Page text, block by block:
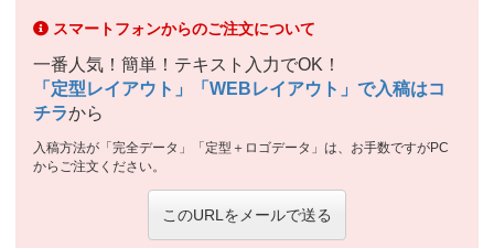
スマートフォンからのご注文について
一番人気！簡単！テキスト入力でOK！
「定型レイアウト」「WEBレイアウト」で入稿はコ
チラから
入稿方法が「完全データ」「定型＋ロゴデータ」は、お手数ですがPC
からご注文ください。
このURLをメールで送る